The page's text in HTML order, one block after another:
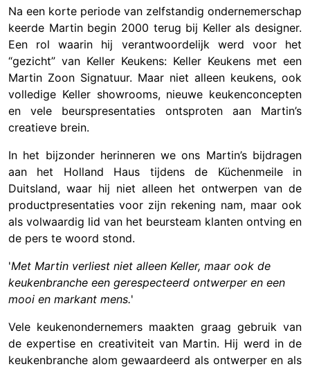
Na een korte periode van zelfstandig ondernemerschap
keerde Martin begin 2000 terug bij Keller als designer.
Een rol waarin hij verantwoordelijk werd voor het
“gezicht” van Keller Keukens: Keller Keukens met een
Martin Zoon Signatuur. Maar niet alleen keukens, ook
volledige Keller showrooms, nieuwe keukenconcepten
en vele beurspresentaties ontsproten aan Martin’s
creatieve brein.
In het bijzonder herinneren we ons Martin’s bijdragen
aan het Holland Haus tijdens de Küchenmeile in
Duitsland, waar hij niet alleen het ontwerpen van de
productpresentaties voor zijn rekening nam, maar ook
als volwaardig lid van het beursteam klanten ontving en
de pers te woord stond.
'Met Martin verliest niet alleen Keller, maar ook de
keukenbranche een gerespecteerd ontwerper en een
mooi en markant mens.'
Vele keukenondernemers maakten graag gebruik van
de expertise en creativiteit van Martin. Hij werd in de
keukenbranche alom gewaardeerd als ontwerper en als